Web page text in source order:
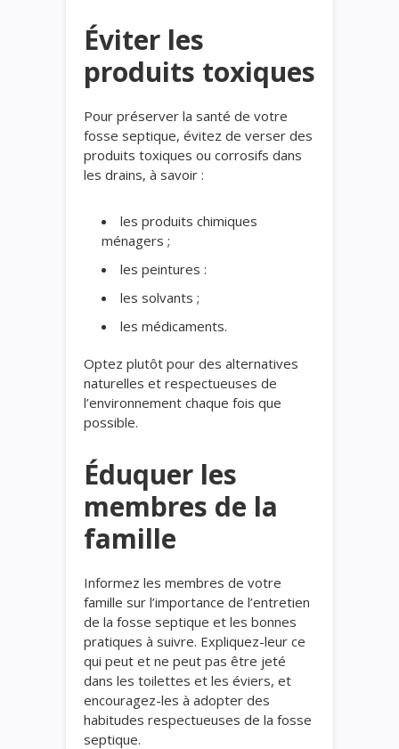
Éviter les
produits toxiques
Pour préserver la santé de votre
fosse septique, évitez de verser des
produits toxiques ou corrosifs dans
les drains, à savoir :
les produits chimiques
ménagers ;
les peintures :
les solvants ;
les médicaments.
Optez plutôt pour des alternatives
naturelles et respectueuses de
l’environnement chaque fois que
possible.
Éduquer les
membres de la
famille
Informez les membres de votre
famille sur l’importance de l’entretien
de la fosse septique et les bonnes
pratiques à suivre. Expliquez-leur ce
qui peut et ne peut pas être jeté
dans les toilettes et les éviers, et
encouragez-les à adopter des
habitudes respectueuses de la fosse
septique.